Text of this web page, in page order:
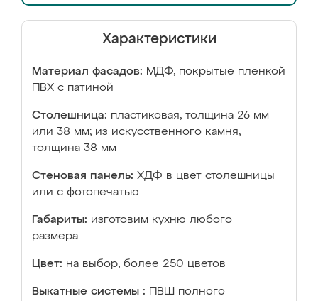
Характеристики
Материал фасадов: МДФ, покрытые плёнкой
ПВХ с патиной
Столешница: пластиковая, толщина 26 мм
или 38 мм; из искусственного камня,
толщина 38 мм
Стеновая панель: ХДФ в цвет столешницы
или с фотопечатью
Габариты: изготовим кухню любого
размера
Цвет: на выбор, более 250 цветов
Выкатные системы :
ПВШ полного